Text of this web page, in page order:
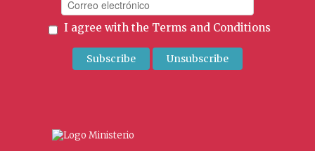
I agree with the Terms and Conditions